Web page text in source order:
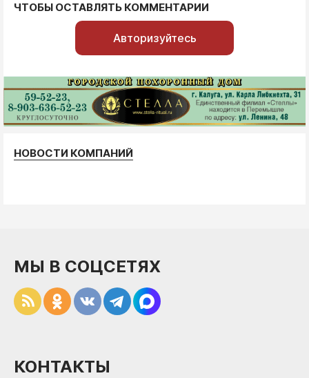
ЧТОБЫ ОСТАВЛЯТЬ КОММЕНТАРИИ
Авторизуйтесь
НОВОСТИ КОМПАНИЙ
МЫ В СОЦСЕТЯХ
КОНТАКТЫ